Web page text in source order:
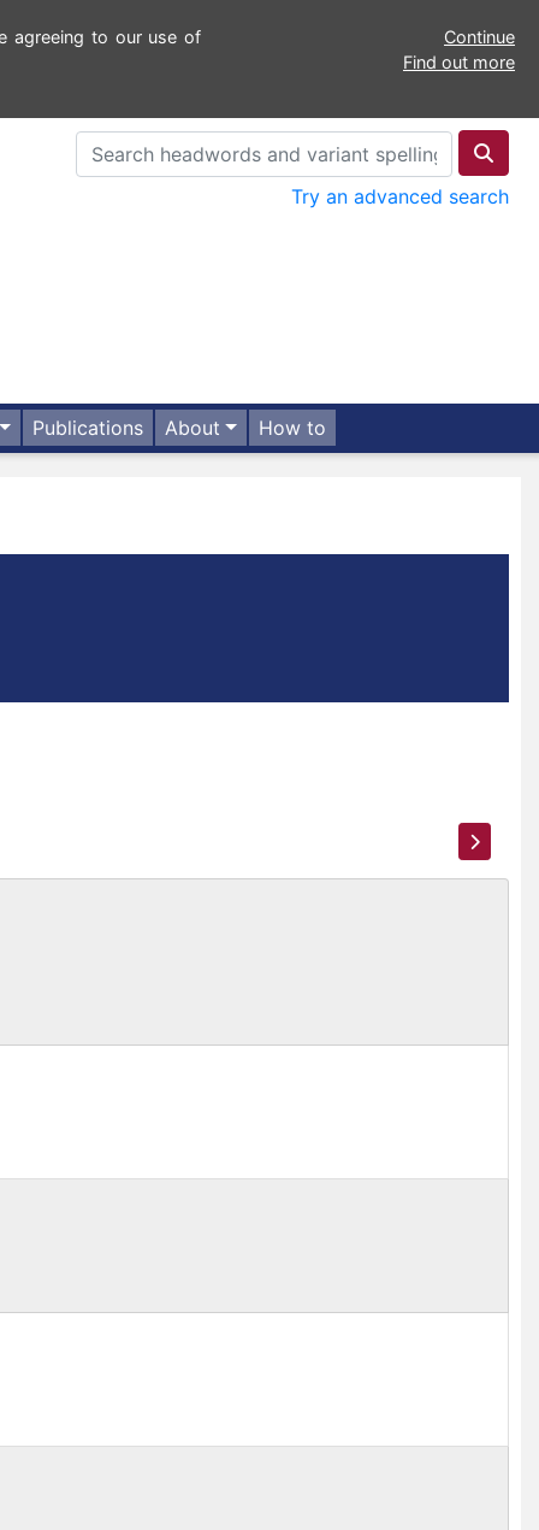
agreeing to our use of
Continue
Find out more
Try an advanced search
Publications About How to